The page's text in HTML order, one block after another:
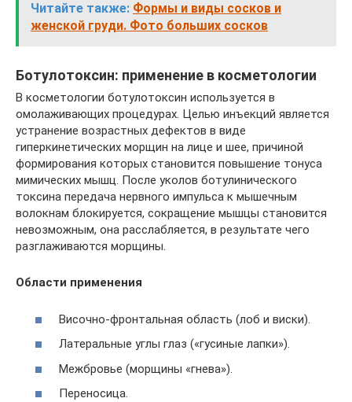
Читайте также: Формы и виды сосков и
женской груди. Фото больших сосков
Ботулотоксин: применение в косметологии
В косметологии ботулотоксин используется в
омолаживающих процедурах. Целью инъекций является
устранение возрастных дефектов в виде
гиперкинетических морщин на лице и шее, причиной
формирования которых становится повышение тонуса
мимических мышц. После уколов ботулинического
токсина передача нервного импульса к мышечным
волокнам блокируется, сокращение мышцы становится
невозможным, она расслабляется, в результате чего
разглаживаются морщины.
Области применения
Височно-фронтальная область (лоб и виски).
Латеральные углы глаз («гусиные лапки»).
Межбровье (морщины «гнева»).
Переносица.